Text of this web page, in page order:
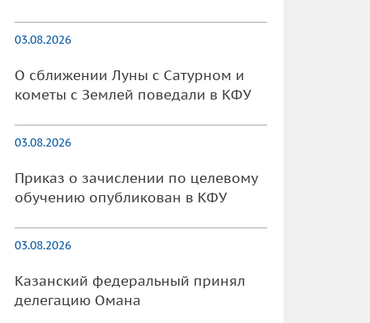
03.08.2026
О сближении Луны с Сатурном и
кометы с Землей поведали в КФУ
03.08.2026
Приказ о зачислении по целевому
обучению опубликован в КФУ
03.08.2026
Казанский федеральный принял
делегацию Омана